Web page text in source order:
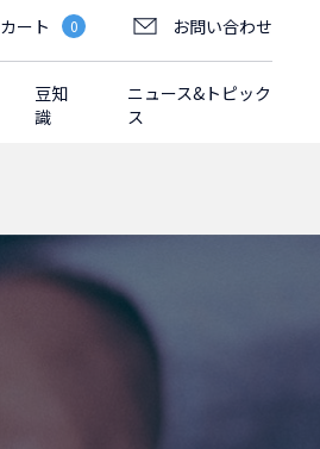
カート 0 お問い合わせ
豆知
識
ニュース&トピック
ス